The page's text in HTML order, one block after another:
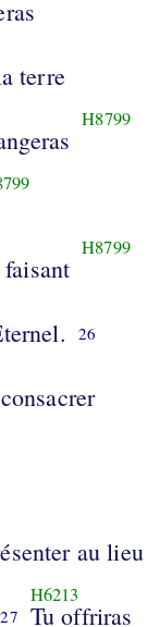
terre
H8799
H8799
26
au lieu
27
H6213
Tu offriras